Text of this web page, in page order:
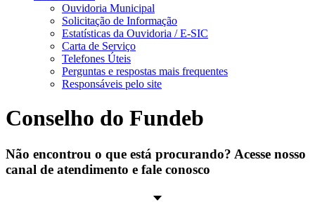
Ouvidoria Municipal
Solicitação de Informação
Estatísticas da Ouvidoria / E-SIC
Carta de Serviço
Telefones Úteis
Perguntas e respostas mais frequentes
Responsáveis pelo site
Conselho do Fundeb
Não encontrou o que está procurando? Acesse nosso
canal de atendimento e fale conosco